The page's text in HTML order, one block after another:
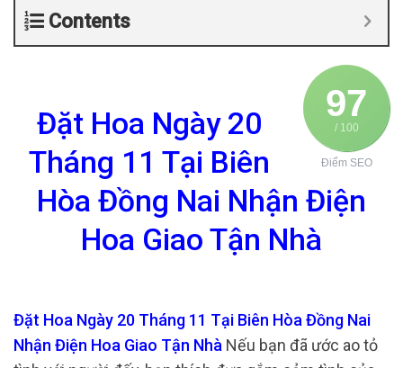
Contents
97
/ 100
Điểm SEO
Đặt Hoa Ngày 20
Tháng 11 Tại Biên
Hòa Đồng Nai Nhận Điện
Hoa Giao Tận Nhà
Đặt Hoa Ngày 20 Tháng 11 Tại Biên Hòa Đồng Nai
Nhận Điện Hoa Giao Tận Nhà Nếu bạn đã ước ao tỏ